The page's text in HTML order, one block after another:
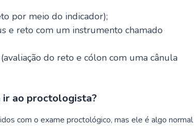
por meio do indicador);
e reto com um instrumento chamado
do reto e cólon com uma cânula
ir ao proctologista?
com o exame proctológico, mas ele é algo normal